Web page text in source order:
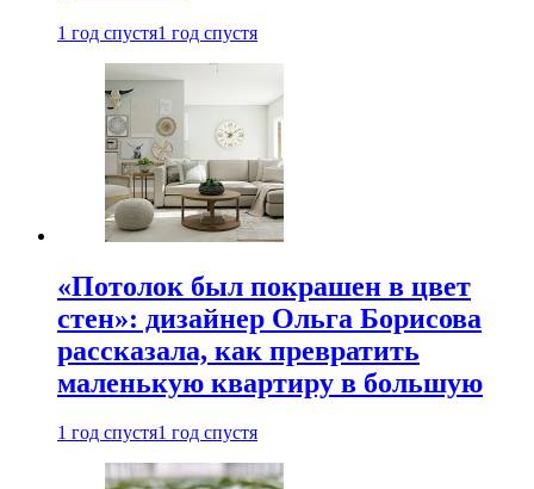
1 год спустя1 год спустя
«Потолок был покрашен в цвет
стен»: дизайнер Ольга Борисова
рассказала, как превратить
маленькую квартиру в большую
1 год спустя1 год спустя